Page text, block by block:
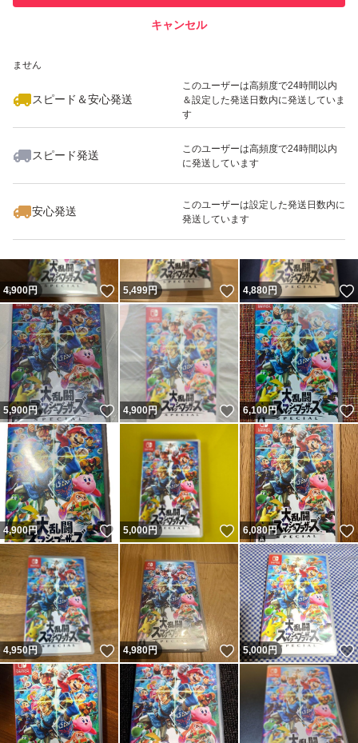
ません
スピード＆安心発送
このユーザーは高頻度で24時間以内
＆設定した発送日数内に発送していま
す
スピード発送
このユーザーは高頻度で24時間以内
に発送しています
安心発送
このユーザーは設定した発送日数内に
発送しています
キャンセル
いいね！
4,880
4,900円 いいね！
5,499円 いいね！
4,880円
5,900円 いいね！
4,900円 いいね！
6,100円
4,900円 いいね！
5,000円 いいね！
6,080円
4,950円 いいね！
4,980円 いいね！
5,000円